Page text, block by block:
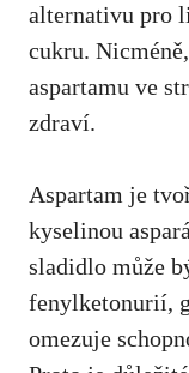
alternativu pro
cukru.
aspartamu ve
zdraví.
Aspartam je⁣
kyselinou
sladidlo může
fenylketonurií,
omezuje